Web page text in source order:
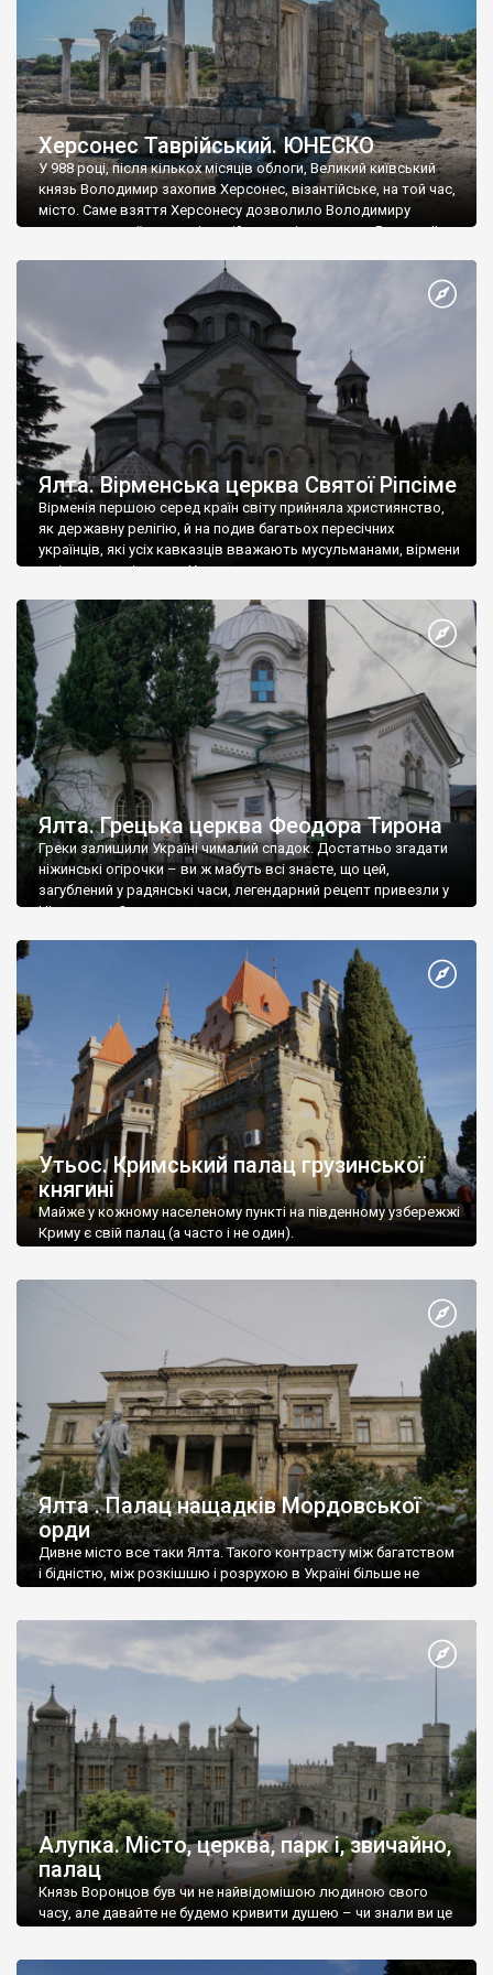
Херсонес Таврійський. ЮНЕСКО
У 988 році, після кількох місяців облоги, Великий київський
князь Володимир захопив Херсонес, візантійське, на той час,
місто. Саме взяття Херсонесу дозволило Володимиру
диктувати свої умови візантійському імператору Василю ІІ, та
Херсонесі Володимир-язичник, став Василем-християнином.
А потім було Хрещення Русі. На честь Херсонесу Таврійського
Ялта. Вірменська церква Святої Ріпсіме
Вірменія першою серед країн світу прийняла християнство,
як державну релігію, й на подив багатьох пересічних
українців, які усіх кавказців вважають мусульманами, вірмени
є відданими вірянами Христа
Ялта. Грецька церква Феодора Тирона
Греки залишили Україні чималий спадок. Достатньо згадати
ніжинські огірочки – ви ж мабуть всі знаєте, що цей,
загублений у радянські часи, легендарний рецепт привезли у
Ніжин греки?
Утьос. Кримський палац грузинської
княгині
Майже у кожному населеному пункті на південному узбережжі
Криму є свій палац (а часто і не один).
Ялта . Палац нащадків Мордовської
орди
Дивне місто все таки Ялта. Такого контрасту між багатством
і бідністю, між розкішшю і розрухою в Україні більше не
Алупка. Місто, церква, парк і, звичайно,
палац
Князь Воронцов був чи не найвідомішою людиною свого
часу, але давайте не будемо кривити душею – чи знали ви це